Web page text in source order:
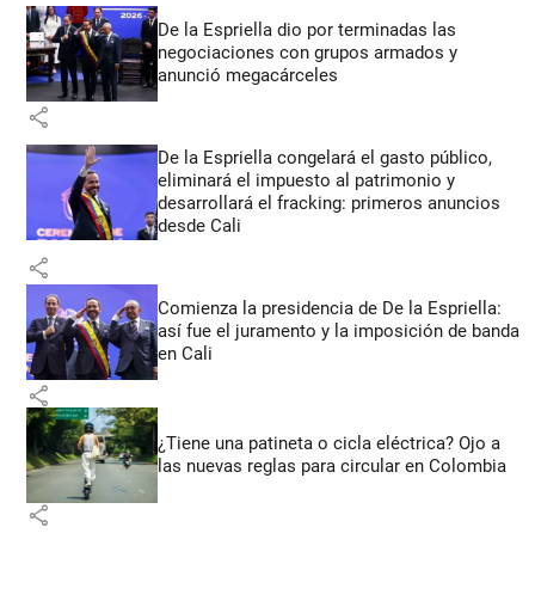
De la Espriella dio por terminadas las
negociaciones con grupos armados y
anunció megacárceles
share
De la Espriella congelará el gasto público,
eliminará el impuesto al patrimonio y
desarrollará el fracking: primeros anuncios
desde Cali
share
Comienza la presidencia de De la Espriella:
así fue el juramento y la imposición de banda
en Cali
share
¿Tiene una patineta o cicla eléctrica? Ojo a
las nuevas reglas para circular en Colombia
share